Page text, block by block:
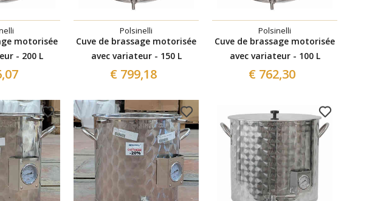
motorisée
- 200 L
Polsinelli
Cuve de brassage motorisée
avec variateur - 150 L
€ 799,18
Polsinelli
Cuve de brassage motorisée
avec variateur - 100 L
€ 762,30